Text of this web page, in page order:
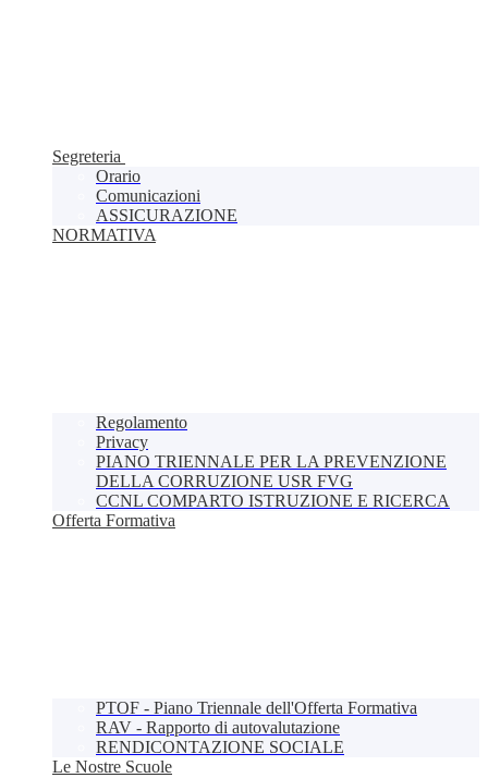
Segreteria
Orario
Comunicazioni
ASSICURAZIONE
NORMATIVA
Regolamento
Privacy
PIANO TRIENNALE PER LA PREVENZIONE
DELLA CORRUZIONE USR FVG
CCNL COMPARTO ISTRUZIONE E RICERCA
Offerta Formativa
PTOF - Piano Triennale dell'Offerta Formativa
RAV - Rapporto di autovalutazione
RENDICONTAZIONE SOCIALE
Le Nostre Scuole